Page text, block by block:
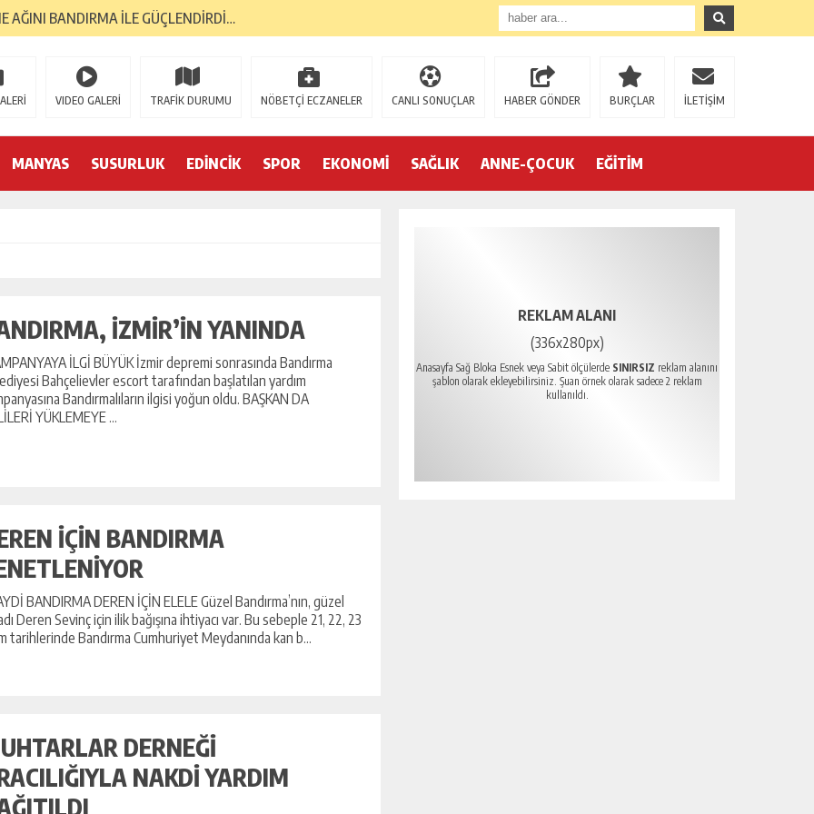
DÖRT GÖZLE BEKLİYOR…
SÜRDÜRDÜ…
KOL SPONSORU OLARAK KUCAK AÇTI…
DEMOKRASİ PLATFORMU’NDAN…
GAZİLERİNE 52 YIL SONRA AHD-İ VEFA…
2. GENÇLİK MERKEZİ…
VIDEO GALERİ TRAFİK DURUMU NÖBETÇİ ECZANELER CANLI SONUÇLAR HABER GÖNDER BURÇLAR İLETİŞİM
MANYAS SUSURLUK EDİNCİK SPOR EKONOMİ SAĞLIK ANNE-ÇOCUK EĞİTİM
İZMİR’İN YANINDA
İLGİ BÜYÜK İzmir depremi sonrasında Bandırma
Bahçelievler escort tarafından başlatılan yardım
Bandırmalıların ilgisi yoğun oldu. BAŞKAN DA
YÜKLEMEYE ...
İÇİN BANDIRMA
BANDIRMA DEREN İÇİN ELELE Güzel Bandırma’nın, güzel
Deren Sevinç için ilik bağışına ihtiyacı var. Bu sebeple 21, 22, 23
tarihlerinde Bandırma Cumhuriyet Meydanında kan b...
DERNEĞİ
NAKDİ YARDIM
REKLAM ALANI
(336x280px)
Anasayfa Sağ Bloka Esnek veya Sabit ölçülerde SINIRSIZ reklam alanını
şablon olarak ekleyebilirsiniz. Şuan örnek olarak sadece 2 reklam
kullanıldı.